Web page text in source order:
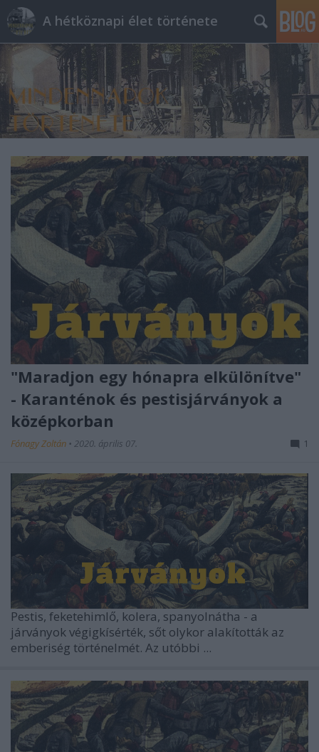
A hétköznapi élet története
"Maradjon egy hónapra elkülönítve"
- Karanténok és pestisjárványok a
középkorban
Fónagy Zoltán • 2020. április 07. 1
Pestis, feketehimlő, kolera, spanyolnátha - a
járványok végigkísérték, sőt olykor alakították az
emberiség történelmét. Az utóbbi ...